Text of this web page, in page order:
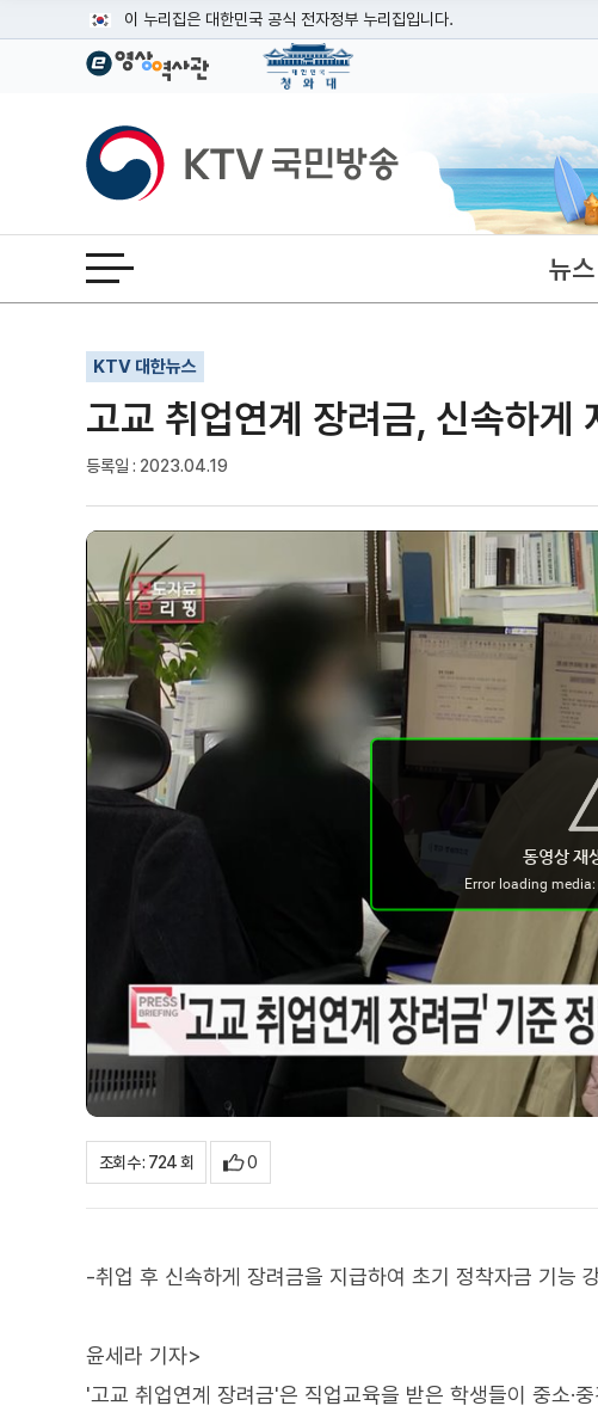
이 누리집은 대한민국 공식 전자정부 누리집입니다.
공식 누리집 주소 확인하기
이밖에 or.kr 또는 .kr등 다른 도메인 주소를 사용하고 있다면 아래 URL에
운영중인 공식 누리집보기
KTV국민방송
전체메뉴 열기 뉴스
KTV 대한뉴스
고교 취업연계 장려금, 신속하게
등록일 : 2023.04.19
기사인쇄
글자확대
글자축소
조회수 : 724 회 0
-취업 후 신속하게 장려금을 지급하여 초기 정착자금 기능
윤세라 기자>
'고교 취업연계 장려금'은 직업교육을 받은 학생들이 중소·